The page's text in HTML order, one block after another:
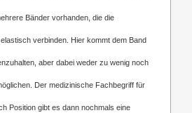
Bänder vorhanden, die die
verbinden. Hier kommt dem Band
aber dabei weder zu wenig noch
Der medizinische Fachbegriff für
Position gibt es dann nochmals eine